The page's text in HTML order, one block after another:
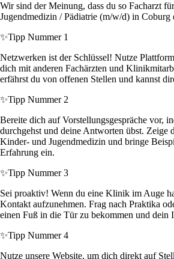
Wir sind der Meinung, dass du so Facharzt
Jugendmedizin / Pädiatrie (m/w/d) in Coburg
✨Tipp Nummer 1
Netzwerken ist der Schlüssel! Nutze
dich mit anderen Fachärzten und
erfährst du von offenen Stellen und kannst
✨Tipp Nummer 2
Bereite dich auf Vorstellungsgespräche vor,
durchgehst und deine Antworten übst. Zeige
Kinder- und Jugendmedizin und bringe
Erfahrung ein.
✨Tipp Nummer 3
Sei proaktiv! Wenn du eine Klinik im Auge
Kontakt aufzunehmen. Frag nach Praktika
einen Fuß in die Tür zu bekommen und dein
✨Tipp Nummer 4
Nutze unsere Website, um dich direkt auf